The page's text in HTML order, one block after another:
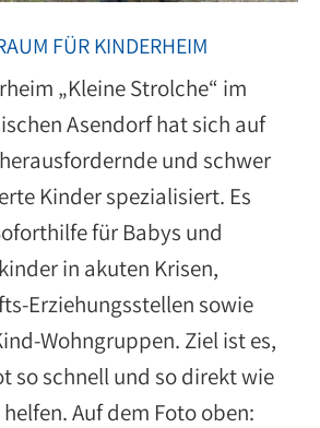
FÜR KINDERHEIM
„Kleine Strolche“ im
Asendorf hat sich auf
und schwer
Kinder spezialisiert. Es
für Babys und
in akuten Krisen,
Erziehungsstellen sowie
Wohngruppen. Ziel ist es,
so schnell und so direkt wie
Auf dem Foto oben: